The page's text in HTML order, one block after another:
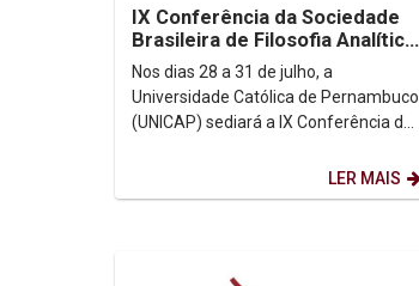
IX Conferência da Sociedade
Brasileira de Filosofia Analítica
(SBFA)
Nos dias 28 a 31 de julho, a
Universidade Católica de Pernambuco
(UNICAP) sediará a IX Conferência da
LER MAIS